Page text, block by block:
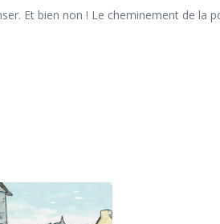
Et bien non ! Le cheminement de